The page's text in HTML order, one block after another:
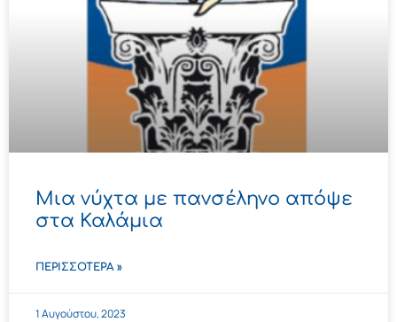
Μια νύχτα με πανσέληνο απόψε
στα Καλάμια
ΠΕΡΙΣΣΌΤΕΡΑ »
1 Αυγούστου, 2023